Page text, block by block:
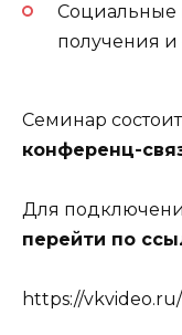
Социальные
получения
Семинар
конференц-
Для
перейти по
https://